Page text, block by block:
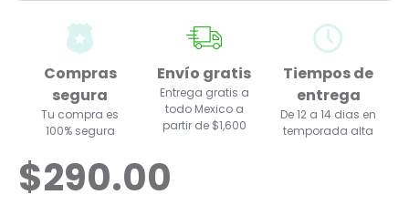
Compras
segura
Tu compra es
100% segura
Envío gratis
Entrega gratis a
todo Mexico a
partir de $1,600
Tiempos de
entrega
De 12 a 14 dias en
temporada alta
$290.00